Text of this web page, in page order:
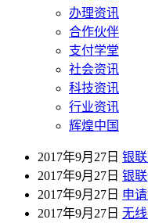
办理资讯
合作伙伴
支付学堂
社会资讯
科技资讯
行业资讯
辉煌中国
2017年9月27日 银
2017年9月27日 银
2017年9月27日 申
2017年9月27日 无